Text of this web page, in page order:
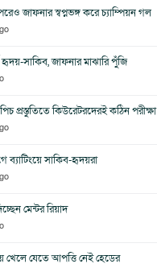
জাফনার স্বপ্নভঙ্গ করে চ্যাম্পিয়ন গল
হৃদয়-সাকিব, জাফনার মাঝারি পুঁজি
প্রস্তুতিতে কিউরেটরদেরই কঠিন পরীক্ষা
সাকিব-হৃদয়রা
মেন্টর রিয়াদ
খেলে যেতে আপত্তি নেই হেডের